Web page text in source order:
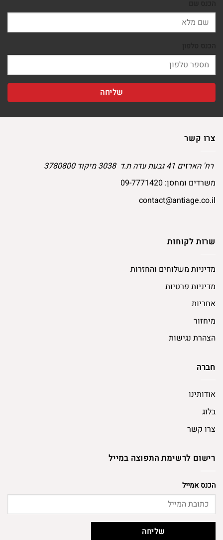
צרו קשר
רח' הארזים 41 גבעת עדה ת.ד 3038 מיקוד 3780800
משרדים ומחסן: 09-7771420
contact@antiage.co.il
שרות לקוחות
מדיניות משלוחים והחזרות
מדיניות פרטיות
אחריות
מיחזור
הצהרת נגישות
חברה
אודותינו
בלוג
צרו קשר
רישום לרשימת התפוצה במייל
הכנס אמייל